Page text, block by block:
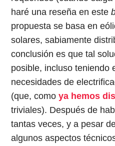
haré una reseña en este
propuesta se basa en
solares, sabiamente
conclusión es que tal
posible, incluso teniendo
necesidades de
(que, comoya hemos
triviales). Después de
tantas veces, y a pesar
algunos aspectos